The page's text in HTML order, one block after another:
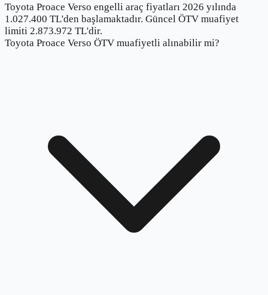
Toyota Proace Verso engelli araç fiyatları 2026 yılında
1.027.400 TL'den başlamaktadır. Güncel ÖTV muafiyet
limiti 2.873.972 TL'dir.
Toyota Proace Verso ÖTV muafiyetli alınabilir mi?